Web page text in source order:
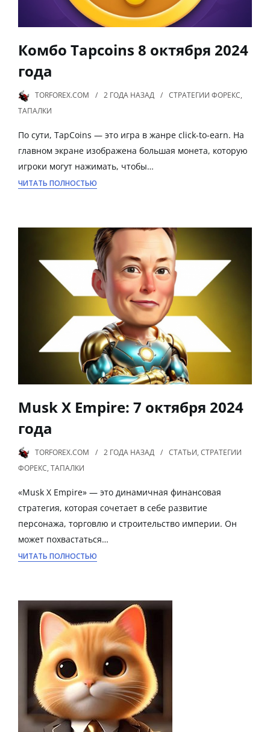
Комбо Tapcoins 8 октября 2024
года
TORFOREX.COM 2 ГОДА НАЗАД СТРАТЕГИИ ФОРЕКС,
ТАПАЛКИ
По сути, TapCoins — это игра в жанре click-to-earn. На
главном экране изображена большая монета, которую
игроки могут нажимать, чтобы…
ЧИТАТЬ ПОЛНОСТЬЮ
Musk X Empire: 7 октября 2024
года
TORFOREX.COM 2 ГОДА НАЗАД СТАТЬИ, СТРАТЕГИИ
ФОРЕКС, ТАПАЛКИ
«Musk X Empire» — это динамичная финансовая
стратегия, которая сочетает в себе развитие
персонажа, торговлю и строительство империи. Он
может похвастаться…
ЧИТАТЬ ПОЛНОСТЬЮ